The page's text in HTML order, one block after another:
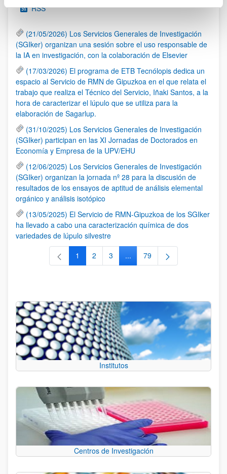
RSS
(21/05/2026) Los Servicios Generales de Investigación
(SGIker) organizan una sesión sobre el uso responsable de
la IA en investigación, con la colaboración de Elsevier
(17/03/2026) El programa de ETB Tecnólopis dedica un
espacio al Servicio de RMN de Gipuzkoa en el que relata el
trabajo que realiza el Técnico del Servicio, Iñaki Santos, a la
hora de caracterizar el lúpulo que se utiliza para la
elaboración de Sagarlup.
(31/10/2025) Los Servicios Generales de Investigación
(SGIker) participan en las XI Jornadas de Doctorados en
Economía y Empresa de la UPV/EHU
(12/06/2025) Los Servicios Generales de Investigación
(SGIker) organizan la jornada nº 28 para la discusión de
resultados de los ensayos de aptitud de análisis elemental
orgánico y análisis isotópico
(13/05/2025) El Servicio de RMN-Gipuzkoa de los SGIker
ha llevado a cabo una caracterización química de dos
variedades de lúpulo silvestre
Página
1 Página
2 Página
3 ...Páginas intermedias Use TAB
Página
79
Institutos
Centros de Investigación